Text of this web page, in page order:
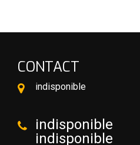
CONTACT
indisponible
indisponible
indisponible